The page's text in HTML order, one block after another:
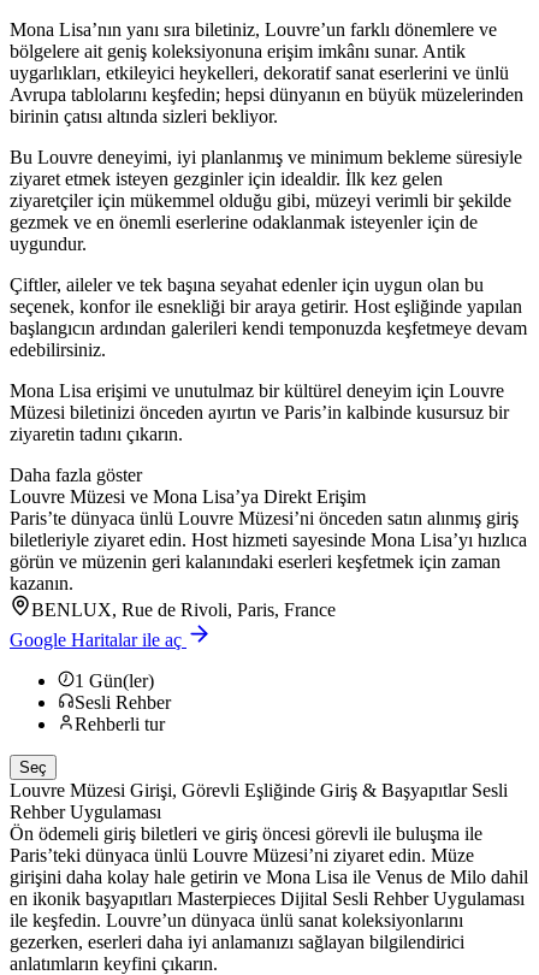
Mona Lisa’nın yanı sıra biletiniz, Louvre’un farklı dönemlere ve
bölgelere ait geniş koleksiyonuna erişim imkânı sunar. Antik
uygarlıkları, etkileyici heykelleri, dekoratif sanat eserlerini ve ünlü
Avrupa tablolarını keşfedin; hepsi dünyanın en büyük müzelerinden
birinin çatısı altında sizleri bekliyor.
Bu Louvre deneyimi, iyi planlanmış ve minimum bekleme süresiyle
ziyaret etmek isteyen gezginler için idealdir. İlk kez gelen
ziyaretçiler için mükemmel olduğu gibi, müzeyi verimli bir şekilde
gezmek ve en önemli eserlerine odaklanmak isteyenler için de
uygundur.
Çiftler, aileler ve tek başına seyahat edenler için uygun olan bu
seçenek, konfor ile esnekliği bir araya getirir. Host eşliğinde yapılan
başlangıcın ardından galerileri kendi temponuzda keşfetmeye devam
edebilirsiniz.
Mona Lisa erişimi ve unutulmaz bir kültürel deneyim için Louvre
Müzesi biletinizi önceden ayırtın ve Paris’in kalbinde kusursuz bir
ziyaretin tadını çıkarın.
Daha fazla göster
Louvre Müzesi ve Mona Lisa’ya Direkt Erişim
Paris’te dünyaca ünlü Louvre Müzesi’ni önceden satın alınmış giriş
biletleriyle ziyaret edin. Host hizmeti sayesinde Mona Lisa’yı hızlıca
görün ve müzenin geri kalanındaki eserleri keşfetmek için zaman
kazanın.
BENLUX, Rue de Rivoli, Paris, France
Google Haritalar ile aç
1 Gün(ler)
Sesli Rehber
Rehberli tur
Seç
Louvre Müzesi Girişi, Görevli Eşliğinde Giriş & Başyapıtlar Sesli
Rehber Uygulaması
Ön ödemeli giriş biletleri ve giriş öncesi görevli ile buluşma ile
Paris’teki dünyaca ünlü Louvre Müzesi’ni ziyaret edin. Müze
girişini daha kolay hale getirin ve Mona Lisa ile Venus de Milo dahil
en ikonik başyapıtları Masterpieces Dijital Sesli Rehber Uygulaması
ile keşfedin. Louvre’un dünyaca ünlü sanat koleksiyonlarını
gezerken, eserleri daha iyi anlamanızı sağlayan bilgilendirici
anlatımların keyfini çıkarın.